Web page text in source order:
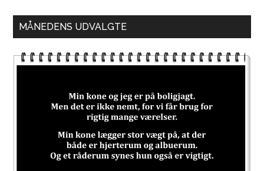
MÅNEDENS UDVALGTE